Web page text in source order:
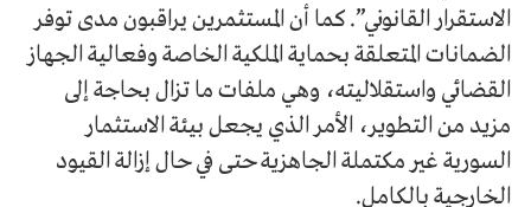
الاستقرار القانوني”. كما أن المستثمرين يراقبون مدى توفر
الضمانات المتعلقة بحماية الملكية الخاصة وفعالية الجهاز
القضائي واستقلاليته، وهي ملفات ما تزال بحاجة إلى
مزيد من التطوير، الأمر الذي يجعل بيئة الاستثمار
السورية غير مكتملة الجاهزية حتى في حال إزالة القيود
الخارجية بالكامل.